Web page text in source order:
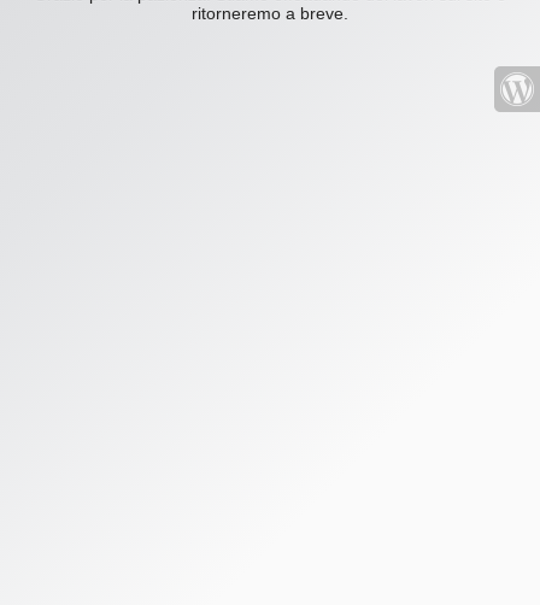
ritorneremo a breve.